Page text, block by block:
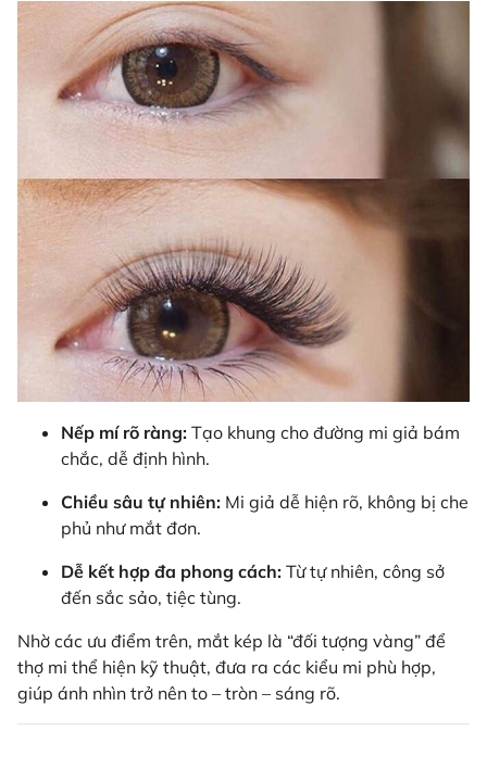
Nếp mí rõ ràng: Tạo khung cho đường mi giả bám
chắc, dễ định hình.
Chiều sâu tự nhiên: Mi giả dễ hiện rõ, không bị che
phủ như mắt đơn.
Dễ kết hợp đa phong cách: Từ tự nhiên, công sở
đến sắc sảo, tiệc tùng.
Nhờ các ưu điểm trên, mắt kép là “đối tượng vàng” để
thợ mi thể hiện kỹ thuật, đưa ra các kiểu mi phù hợp,
giúp ánh nhìn trở nên to – tròn – sáng rõ.